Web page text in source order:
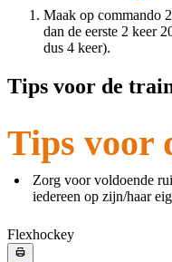
Maak op commando
dan de eerste 2 keer
dus 4 keer).
Tips voor de
Tips voor
Zorg voor voldoende
iedereen op zijn/haar
Flexhockey